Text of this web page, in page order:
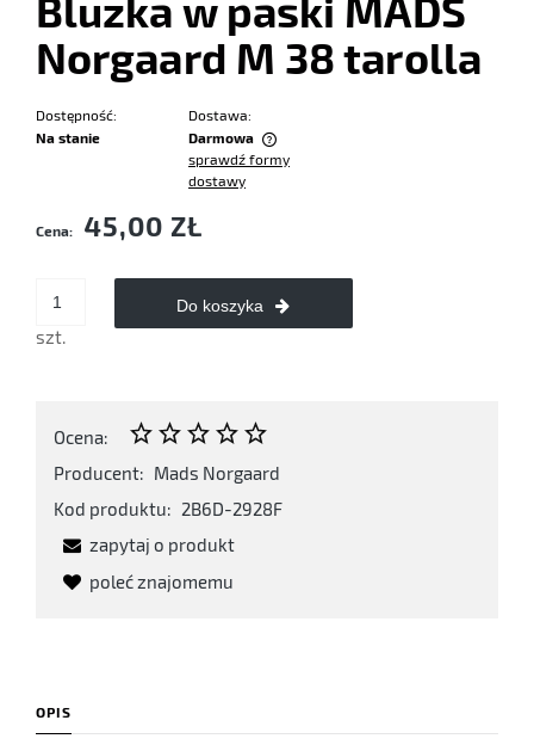
Norgaard M 38 tarolla
Dostępność:
Na stanie
Dostawa:
Darmowa
Cena nie zawiera ewentualnych kosztów płatności
sprawdź formy
dostawy
Cena: 45,00 ZŁ
szt.
Do koszyka
Ocena:
Producent: Mads Norgaard
Kod produktu: 2B6D-2928F
zapytaj o produkt
poleć znajomemu
OPIS